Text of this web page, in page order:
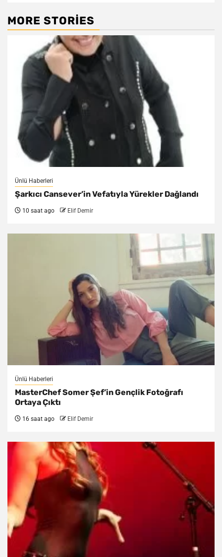
MORE STORIES
Ünlü Haberleri
Şarkıcı Cansever’in Vefatıyla Yürekler Dağlandı
10 saat ago Elif Demir
Ünlü Haberleri
MasterChef Somer Şef’in Gençlik Fotoğrafı
Ortaya Çıktı
16 saat ago Elif Demir